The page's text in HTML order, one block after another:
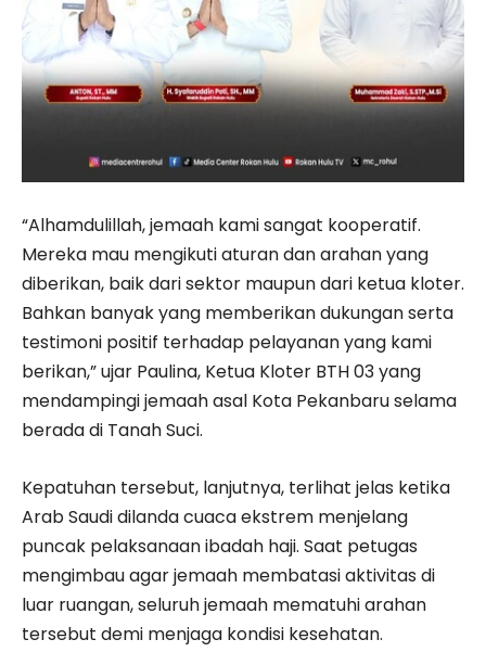
“Alhamdulillah, jemaah kami sangat kooperatif.
Mereka mau mengikuti aturan dan arahan yang
diberikan, baik dari sektor maupun dari ketua kloter.
Bahkan banyak yang memberikan dukungan serta
testimoni positif terhadap pelayanan yang kami
berikan,” ujar Paulina, Ketua Kloter BTH 03 yang
mendampingi jemaah asal Kota Pekanbaru selama
berada di Tanah Suci.
Kepatuhan tersebut, lanjutnya, terlihat jelas ketika
Arab Saudi dilanda cuaca ekstrem menjelang
puncak pelaksanaan ibadah haji. Saat petugas
mengimbau agar jemaah membatasi aktivitas di
luar ruangan, seluruh jemaah mematuhi arahan
tersebut demi menjaga kondisi kesehatan.